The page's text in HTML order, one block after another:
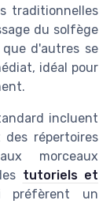
traditionnelles
du solfège
d'autres se
idéal pour
incluent
répertoires
morceaux
tutoriels et
préfèrent un